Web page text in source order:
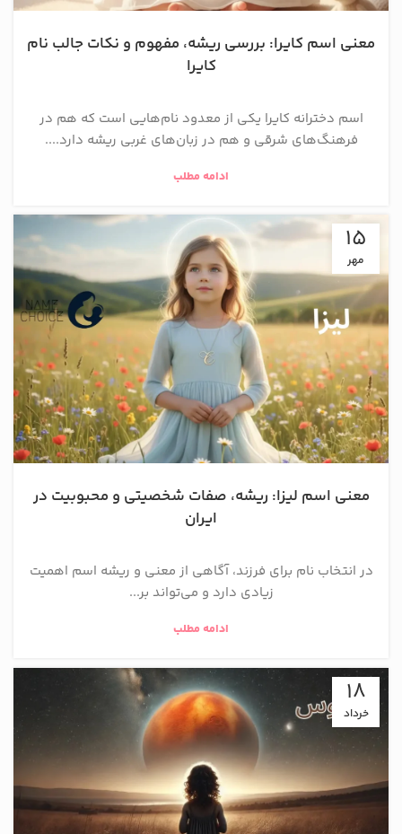
معنی اسم کایرا: بررسی ریشه، مفهوم و نکات جالب نام
کایرا
اسم دخترانه کایرا یکی از معدود نام‌هایی است که هم در
فرهنگ‌های شرقی و هم در زبان‌های غربی ریشه دارد....
ادامه مطلب
15
مهر
معنی اسم لیزا: ریشه، صفات شخصیتی و محبوبیت در
ایران
در انتخاب نام برای فرزند، آگاهی از معنی و ریشه اسم اهمیت
زیادی دارد و می‌تواند بر...
ادامه مطلب
18
خرداد